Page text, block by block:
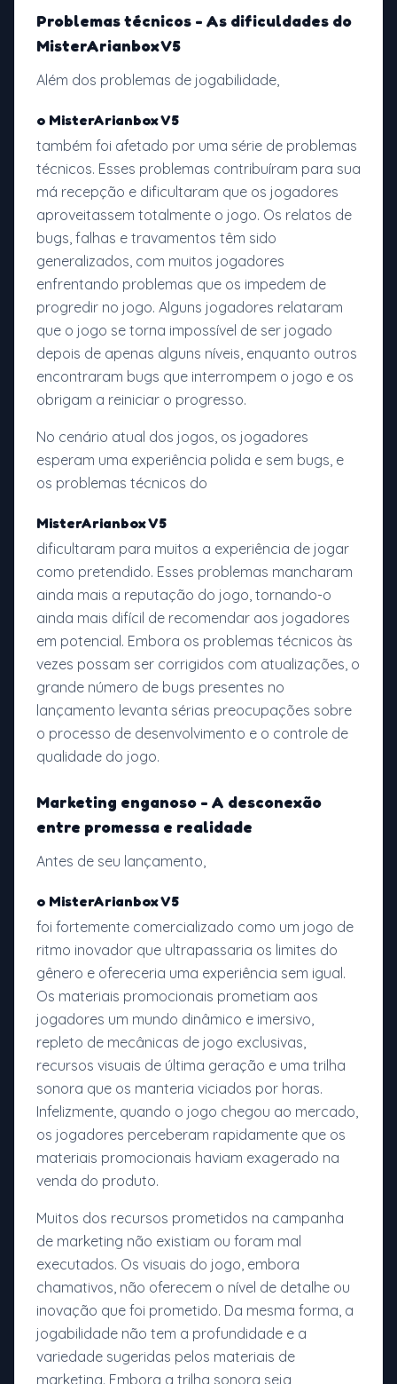
Problemas técnicos - As dificuldades do
MisterArianbox V5
Além dos problemas de jogabilidade,
o MisterArianbox V5
também foi afetado por uma série de problemas
técnicos. Esses problemas contribuíram para sua
má recepção e dificultaram que os jogadores
aproveitassem totalmente o jogo. Os relatos de
bugs, falhas e travamentos têm sido
generalizados, com muitos jogadores
enfrentando problemas que os impedem de
progredir no jogo. Alguns jogadores relataram
que o jogo se torna impossível de ser jogado
depois de apenas alguns níveis, enquanto outros
encontraram bugs que interrompem o jogo e os
obrigam a reiniciar o progresso.
No cenário atual dos jogos, os jogadores
esperam uma experiência polida e sem bugs, e
os problemas técnicos do
MisterArianbox V5
dificultaram para muitos a experiência de jogar
como pretendido. Esses problemas mancharam
ainda mais a reputação do jogo, tornando-o
ainda mais difícil de recomendar aos jogadores
em potencial. Embora os problemas técnicos às
vezes possam ser corrigidos com atualizações, o
grande número de bugs presentes no
lançamento levanta sérias preocupações sobre
o processo de desenvolvimento e o controle de
qualidade do jogo.
Marketing enganoso - A desconexão
entre promessa e realidade
Antes de seu lançamento,
o MisterArianbox V5
foi fortemente comercializado como um jogo de
ritmo inovador que ultrapassaria os limites do
gênero e ofereceria uma experiência sem igual.
Os materiais promocionais prometiam aos
jogadores um mundo dinâmico e imersivo,
repleto de mecânicas de jogo exclusivas,
recursos visuais de última geração e uma trilha
sonora que os manteria viciados por horas.
Infelizmente, quando o jogo chegou ao mercado,
os jogadores perceberam rapidamente que os
materiais promocionais haviam exagerado na
venda do produto.
Muitos dos recursos prometidos na campanha
de marketing não existiam ou foram mal
executados. Os visuais do jogo, embora
chamativos, não oferecem o nível de detalhe ou
inovação que foi prometido. Da mesma forma, a
jogabilidade não tem a profundidade e a
variedade sugeridas pelos materiais de
marketing. Embora a trilha sonora seja